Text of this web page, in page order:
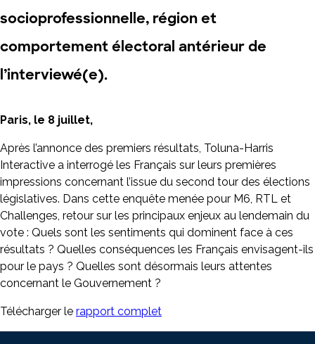
socioprofessionnelle, région et
comportement électoral antérieur de
l’interviewé(e).
Paris, le 8 juillet,
Après l’annonce des premiers résultats, Toluna-Harris
Interactive a interrogé les Français sur leurs premières
impressions concernant l’issue du second tour des élections
législatives. Dans cette enquête menée pour M6, RTL et
Challenges, retour sur les principaux enjeux au lendemain du
vote : Quels sont les sentiments qui dominent face à ces
résultats ? Quelles conséquences les Français envisagent-ils
pour le pays ? Quelles sont désormais leurs attentes
concernant le Gouvernement ?
Télécharger le rapport complet